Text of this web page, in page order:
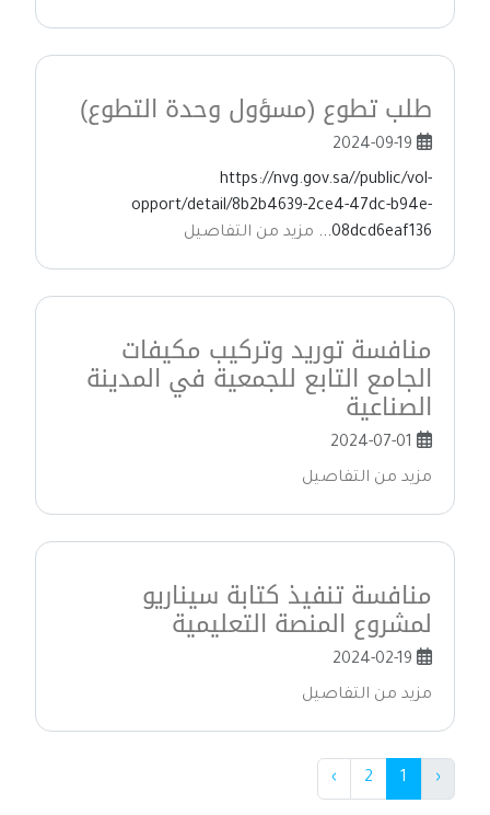
طلب تطوع (مسؤول وحدة التطوع)
https://nvg.gov.sa//public/vol-
opport/detail/8b2b4639-2ce4-47dc-b94e-
08dcd6eaf136...
مزيد من التفاصيل
منافسة توريد وتركيب مكيفات
الجامع التابع للجمعية في المدينة
الصناعية
مزيد من التفاصيل
منافسة تنفيذ كتابة سيناريو
لمشروع المنصة التعليمية
مزيد من التفاصيل
‹
1
2
›